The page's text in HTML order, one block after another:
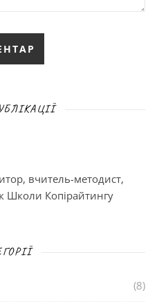
вчитель-методист,
Школи Копірайтингу
(8)